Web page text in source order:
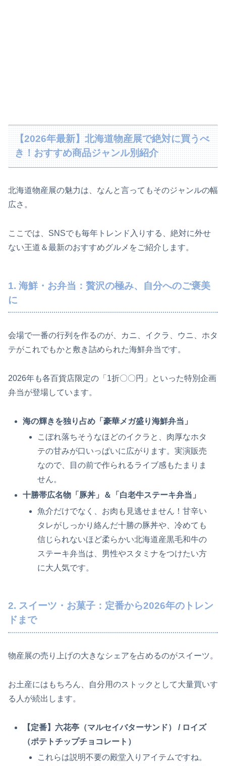
【2026年最新】北海道物産展で絶対に買うべ
き！おすすめ商品ジャンル別紹介
北海道物産展の魅力は、なんと言ってもそのジャンルの幅
広さ。
ここでは、SNSでも毎年トレンド入りする、絶対に外せ
ない王道＆最新のおすすめグルメをご紹介します。
1. 海鮮・お弁当：贅沢の極み、自分へのご褒美
に
会場で一番の行列を作るのが、カニ、イクラ、ウニ、ホタ
テがこれでもかと敷き詰められた海鮮弁当です。
2026年も各百貨店限定の「1折〇〇円」といった特別企画
弁当が登場しています。
海の輝きを独り占め「豪華メガ盛り海鮮弁当」
こぼれ落ちそうなほどのイクラと、肉厚なホタ
テの甘みが口いっぱいに広がります。実演販売
なので、目の前で作られるライブ感もたまりま
せん。
十勝帯広名物「豚丼」＆「白老牛ステーキ弁当」
魚介だけでなく、お肉も見逃せません！甘辛い
タレがしっかり絡んだ十勝の豚丼や、冷めても
信じられないほど柔らかい北海道産黒毛和牛の
ステーキ弁当は、男性やスタミナをつけたい方
に大人気です。
2. スイーツ・お菓子：定番から2026年のトレン
ドまで
物産展の売り上げの大きなシェアを占めるのがスイーツ。
お土産にはもちろん、自分用のストックとして大量買いす
る人が続出します。
【定番】六花亭（マルセイバターサンド） / ロイズ
（ポテトチップチョコレート）
これらは説明不要の殿堂入りアイテムですね。